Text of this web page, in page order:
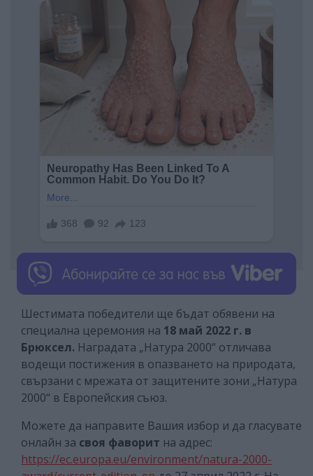
Шестимата победители ще бъдат обявени на
специална церемония на 18 май 2022 г. в
Брюксел. Наградата „Натура 2000“ отличава
водещи постижения в опазването на природата,
свързани с мрежата от защитените зони „Натура
2000“ в Европейския съюз.
Можете да направите Вашия избор и да гласувате
онлайн за своя фаворит на адрес:
https://ec.europa.eu/environment/natura-2000-